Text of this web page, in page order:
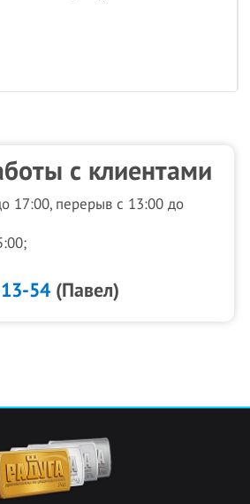
с клиентами
17:00, перерыв с 13:00 до
54(Павел)